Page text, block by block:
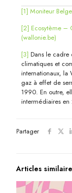
[1] Moniteur
[2] Ecosytème –
(wallonie.be)
[3] Dans le
climatiques et
internationaux, la
gaz à effet de
1990. En outre,
intermédiaires
Partager
Articles